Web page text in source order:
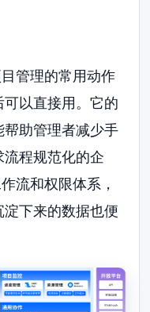
管理的常用动作
以直接用。它的
助管理者减少手
程规范化的企
流和权限体系，
下来的数据也便